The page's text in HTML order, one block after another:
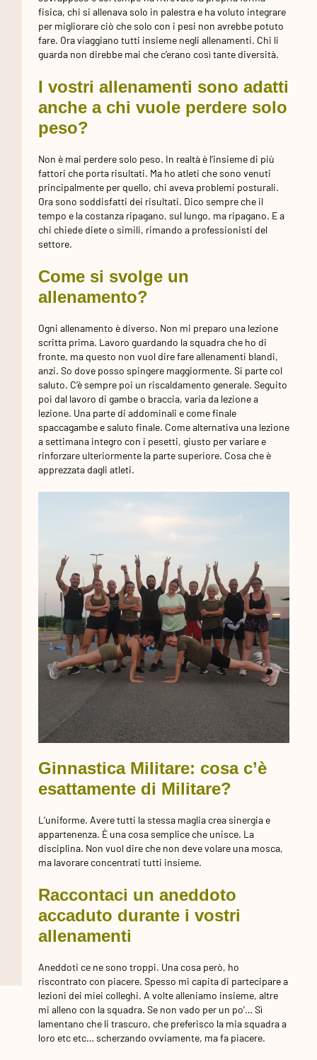
fisica, chi si allenava solo in palestra e ha voluto integrare
per migliorare ciò che solo con i pesi non avrebbe potuto
fare. Ora viaggiano tutti insieme negli allenamenti. Chi li
guarda non direbbe mai che c’erano così tante diversità.
I vostri allenamenti sono adatti
anche a chi vuole perdere solo
peso?
Non è mai perdere solo peso. In realtà è l’insieme di più
fattori che porta risultati. Ma ho atleti che sono venuti
principalmente per quello, chi aveva problemi posturali.
Ora sono soddisfatti dei risultati. Dico sempre che il
tempo e la costanza ripagano, sul lungo, ma ripagano. E a
chi chiede diete o simili, rimando a professionisti del
settore.
Come si svolge un
allenamento?
Ogni allenamento è diverso. Non mi preparo una lezione
scritta prima. Lavoro guardando la squadra che ho di
fronte, ma questo non vuol dire fare allenamenti blandi,
anzi. So dove posso spingere maggiormente. Si parte col
saluto. C’è sempre poi un riscaldamento generale. Seguito
poi dal lavoro di gambe o braccia, varia da lezione a
lezione. Una parte di addominali e come finale
spaccagambe e saluto finale. Come alternativa una lezione
a settimana integro con i pesetti, giusto per variare e
rinforzare ulteriormente la parte superiore. Cosa che è
apprezzata dagli atleti.
Ginnastica Militare: cosa c’è
esattamente di Militare?
L’uniforme. Avere tutti la stessa maglia crea sinergia e
appartenenza. È una cosa semplice che unisce. La
disciplina. Non vuol dire che non deve volare una mosca,
ma lavorare concentrati tutti insieme.
Raccontaci un aneddoto
accaduto durante i vostri
allenamenti
Aneddoti ce ne sono troppi. Una cosa però, ho
riscontrato con piacere. Spesso mi capita di partecipare a
lezioni dei miei colleghi. A volte alleniamo insieme, altre
mi alleno con la squadra. Se non vado per un po’… Sì
lamentano che li trascuro, che preferisco la mia squadra a
loro etc etc… scherzando ovviamente, ma fa piacere.